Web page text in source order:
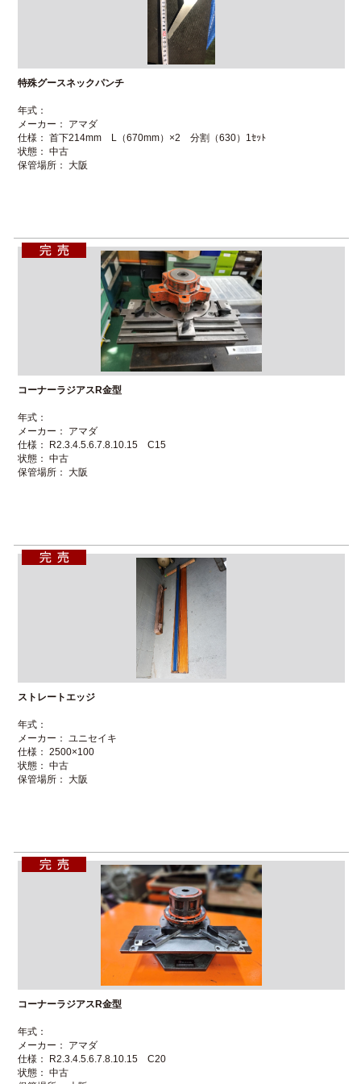
特殊グースネックパンチ
年式：
メーカー： アマダ
仕様： 首下214mm L（670mm）×2 分割（630）1ｾｯﾄ
状態： 中古
保管場所： 大阪
コーナーラジアスR金型
年式：
メーカー： アマダ
仕様： R2.3.4.5.6.7.8.10.15 C15
状態： 中古
保管場所： 大阪
ストレートエッジ
年式：
メーカー： ユニセイキ
仕様： 2500×100
状態： 中古
保管場所： 大阪
コーナーラジアスR金型
年式：
メーカー： アマダ
仕様： R2.3.4.5.6.7.8.10.15 C20
状態： 中古